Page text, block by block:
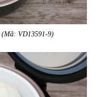
(Mã: VD13591-9)